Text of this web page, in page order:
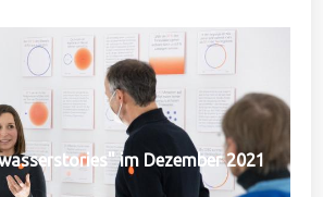
im Dezember 2021